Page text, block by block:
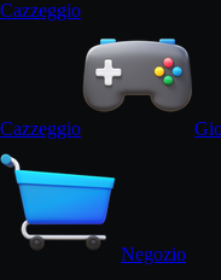
Cazzeggio
Cazzeggio
Negozio